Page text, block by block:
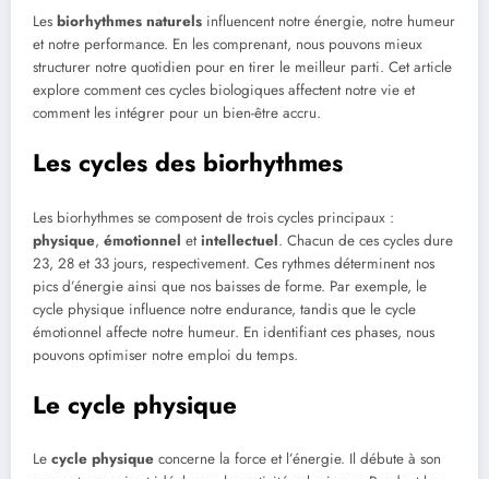
Les biorhythmes naturels influencent notre énergie, notre humeur
et notre performance. En les comprenant, nous pouvons mieux
structurer notre quotidien pour en tirer le meilleur parti. Cet article
explore comment ces cycles biologiques affectent notre vie et
comment les intégrer pour un bien-être accru.
Les cycles des biorhythmes
Les biorhythmes se composent de trois cycles principaux :
physique, émotionnel etintellectuel. Chacun de ces cycles dure
23, 28 et 33 jours, respectivement. Ces rythmes déterminent nos
pics d’énergie ainsi que nos baisses de forme. Par exemple, le
cycle physique influence notre endurance, tandis que le cycle
émotionnel affecte notre humeur. En identifiant ces phases, nous
pouvons optimiser notre emploi du temps.
Le cycle physique
Le cycle physique concerne la force et l’énergie. Il débute à son